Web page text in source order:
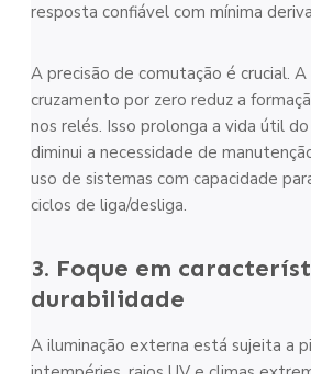
resposta confiável com mínima
A precisão de comutação é crucial.
cruzamento por zero reduz a
nos relés. Isso prolonga a vida útil
diminui a necessidade de
uso de sistemas com capacidade
ciclos de liga/desliga.
3. Foque em
durabilidade
A iluminação externa está sujeita a